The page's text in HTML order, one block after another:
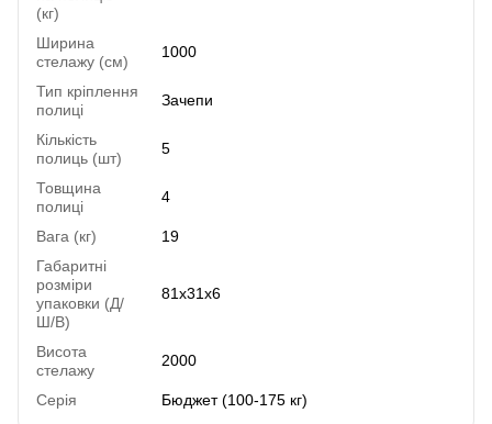
(кг)
Ширина
стелажу (см)
1000
Тип кріплення
полиці
Зачепи
Кількість
полиць (шт)
5
Товщина
полиці
4
Вага (кг)
19
Габаритні
розміри
упаковки (Д/
Ш/В)
81х31х6
Висота
стелажу
2000
Серія Бюджет (100-175 кг)